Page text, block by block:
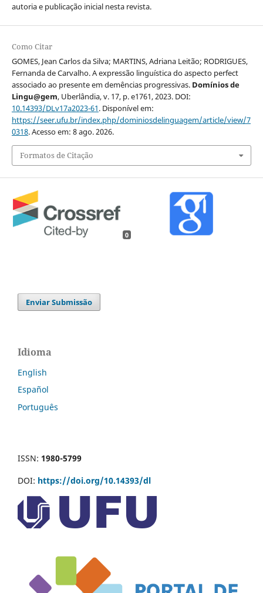
autoria e publicação inicial nesta revista.
Como Citar
GOMES, Jean Carlos da Silva; MARTINS, Adriana Leitão; RODRIGUES,
Fernanda de Carvalho. A expressão linguística do aspecto perfect
associado ao presente em demências progressivas. Domínios de
Lingu@gem, Uberlândia, v. 17, p. e1761, 2023. DOI:
10.14393/DLv17a2023-61. Disponível em:
https://seer.ufu.br/index.php/dominiosdelinguagem/article/view/7
0318. Acesso em: 8 ago. 2026.
Formatos de Citação
0
Enviar Submissão
Idioma
English
Español
Português
ISSN: 1980-5799
DOI: https://doi.org/10.14393/dl